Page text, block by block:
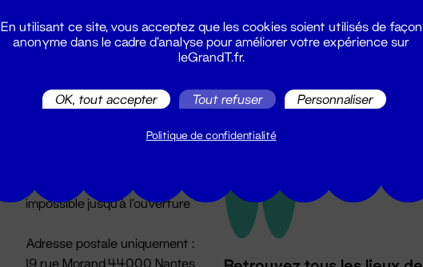
Billetterie
billetterie@leGrandT.fr
impossible jusqu'à l'ouverture
Adresse postale uniquement :
19 rue Morand 44000 Nantes
En utilisant ce site, vous acceptez que les cookies soient utilisés de façon
anonyme dans le cadre d'analyse pour améliorer votre expérience sur
leGrandT.fr.
OK, tout accepter Tout refuser Personnaliser
Politique de confidentialité